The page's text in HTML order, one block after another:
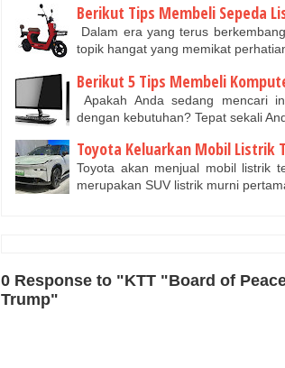
Berikut Tips Membeli Sepeda
Dalam era yang terus
topik hangat yang memikat
Berikut 5 Tips Membeli
Apakah Anda sedang mencari
dengan kebutuhan? Tepat sekali
Toyota Keluarkan Mobil Listrik
Toyota akan menjual mobil listrik
merupakan SUV listrik murni
0 Response to "KTT "Board of
Trump"